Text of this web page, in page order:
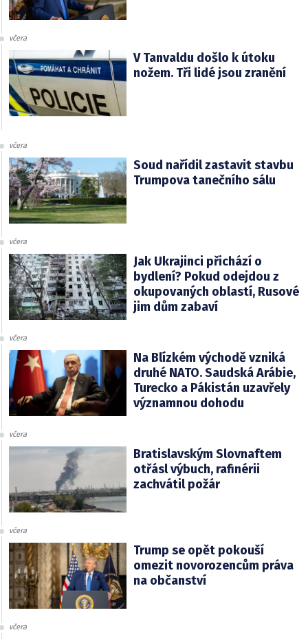
včera
V Tanvaldu došlo k útoku
nožem. Tři lidé jsou zranění
včera
Soud nařídil zastavit stavbu
Trumpova tanečního sálu
včera
Jak Ukrajinci přichází o
bydlení? Pokud odejdou z
okupovaných oblastí, Rusové
jim dům zabaví
včera
Na Blízkém východě vzniká
druhé NATO. Saudská Arábie,
Turecko a Pákistán uzavřely
významnou dohodu
včera
Bratislavským Slovnaftem
otřásl výbuch, rafinérii
zachvátil požár
včera
Trump se opět pokouší
omezit novorozencům práva
na občanství
včera